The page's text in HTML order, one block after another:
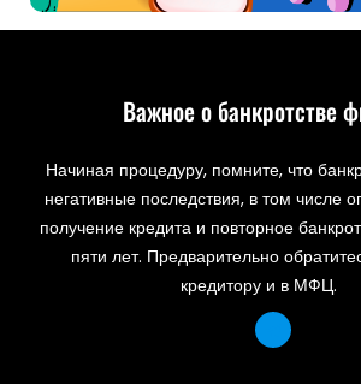
Важное о банкротстве
Начиная процедуру, помните, что
негативные последствия, в том числе
получение кредита и повторное
пяти лет. Предварительно
кредитору и в МФЦ.